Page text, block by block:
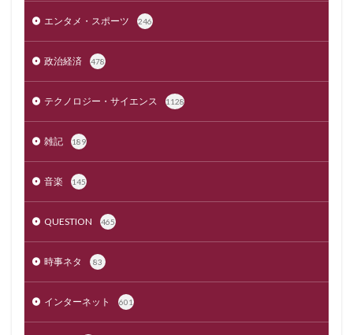
エンタメ・スポーツ 246
政治経済 478
テクノロジー・サイエンス 1128
雑記 189
音楽 145
QUESTION 465
時事ネタ 83
インターネット 601